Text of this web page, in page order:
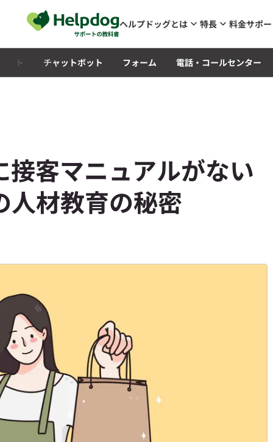
メインコンテンツへスキップ
ヘルプドッグとは 特長 料金サポ
イト チャットボット フォーム 電話・コールセンター
客マニュアルがない
人材教育の秘密